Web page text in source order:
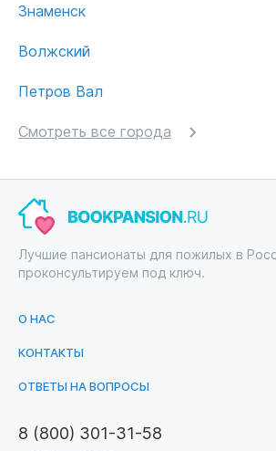
Знаменск
Волжский
Петров Вал
Смотреть все города
Лучшие пансионаты для пожилых в
проконсультируем под ключ.
О НАС
КОНТАКТЫ
ОТВЕТЫ НА ВОПРОСЫ
8 (800) 301-31-58